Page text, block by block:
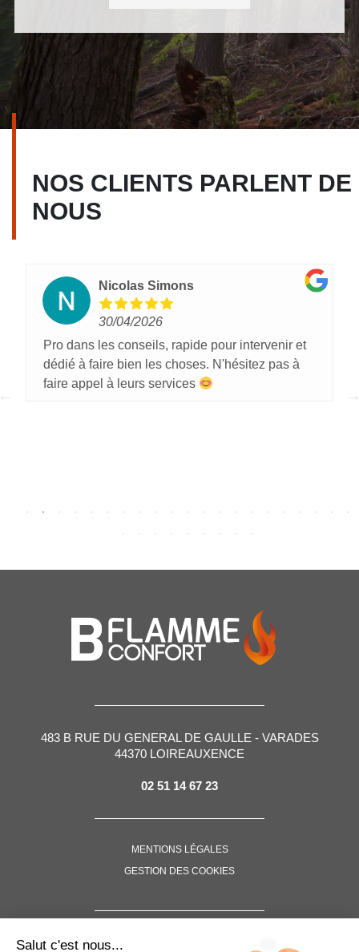
NOS CLIENTS PARLENT DE
NOUS
Nicolas Simons
30/04/2026
Pro dans les conseils, rapide pour intervenir et
dédié à faire bien les choses. N'hésitez pas à
faire appel à leurs services
483 B RUE DU GENERAL DE GAULLE - VARADES
44370 LOIREAUXENCE
02 51 14 67 23
MENTIONS LÉGALES
GESTION DES COOKIES
Salut c'est nous...